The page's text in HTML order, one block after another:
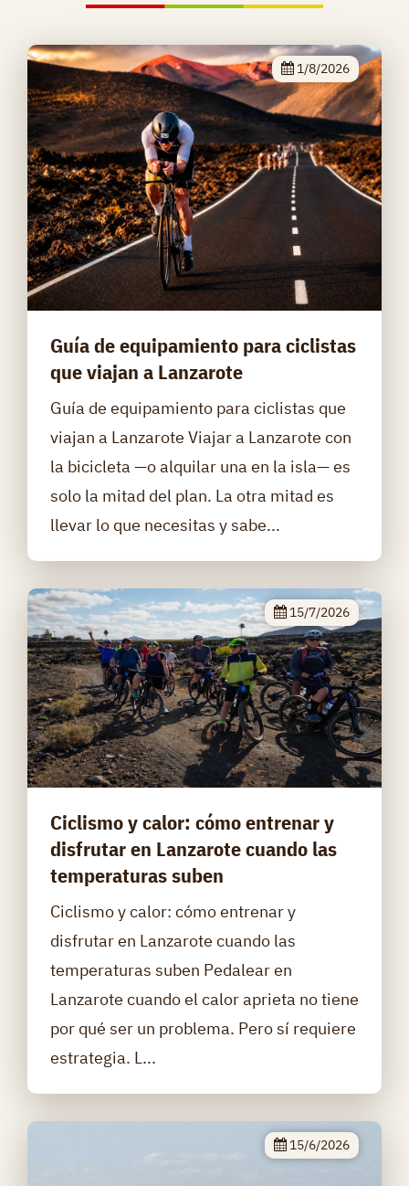
1/8/2026
Guía de equipamiento para ciclistas
que viajan a Lanzarote
Guía de equipamiento para ciclistas que
viajan a Lanzarote Viajar a Lanzarote con
la bicicleta —o alquilar una en la isla— es
solo la mitad del plan. La otra mitad es
llevar lo que necesitas y sabe...
15/7/2026
Ciclismo y calor: cómo entrenar y
disfrutar en Lanzarote cuando las
temperaturas suben
Ciclismo y calor: cómo entrenar y
disfrutar en Lanzarote cuando las
temperaturas suben Pedalear en
Lanzarote cuando el calor aprieta no tiene
por qué ser un problema. Pero sí requiere
estrategia. L...
15/6/2026